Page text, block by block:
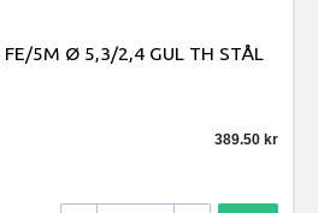
FE/5M Ø 5,3/2,4 GUL TH STÅL
389.50